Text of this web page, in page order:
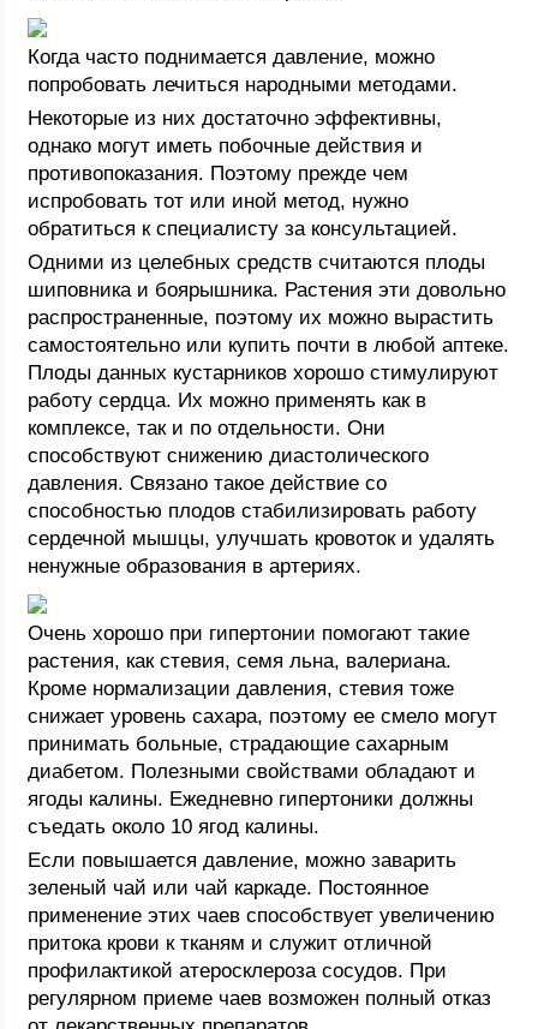
Когда часто поднимается давление, можно
попробовать лечиться народными методами.
Некоторые из них достаточно эффективны,
однако могут иметь побочные действия и
противопоказания. Поэтому прежде чем
испробовать тот или иной метод, нужно
обратиться к специалисту за консультацией.
Одними из целебных средств считаются плоды
шиповника и боярышника. Растения эти довольно
распространенные, поэтому их можно вырастить
самостоятельно или купить почти в любой аптеке.
Плоды данных кустарников хорошо стимулируют
работу сердца. Их можно применять как в
комплексе, так и по отдельности. Они
способствуют снижению диастолического
давления. Связано такое действие со
способностью плодов стабилизировать работу
сердечной мышцы, улучшать кровоток и удалять
ненужные образования в артериях.
Очень хорошо при гипертонии помогают такие
растения, как стевия, семя льна, валериана.
Кроме нормализации давления, стевия тоже
снижает уровень сахара, поэтому ее смело могут
принимать больные, страдающие сахарным
диабетом. Полезными свойствами обладают и
ягоды калины. Ежедневно гипертоники должны
съедать около 10 ягод калины.
Если повышается давление, можно заварить
зеленый чай или чай каркаде. Постоянное
применение этих чаев способствует увеличению
притока крови к тканям и служит отличной
профилактикой атеросклероза сосудов. При
регулярном приеме чаев возможен полный отказ